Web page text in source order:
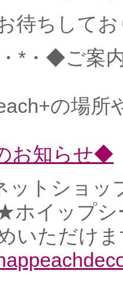
待ちして
*・◆ご案
の場所
お知らせ◆
ットショッ
ホイップシ
いただけ